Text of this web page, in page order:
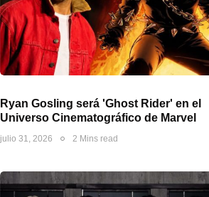
Ryan Gosling será 'Ghost Rider' en el
Universo Cinematográfico de Marvel
julio 31, 2026 2 Mins read